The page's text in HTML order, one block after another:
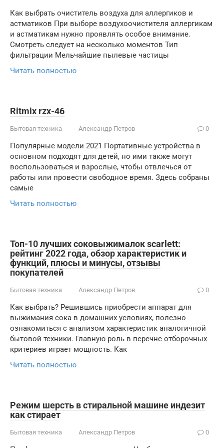
Как выбрать очиститель воздуха для аллергиков и
астматиков При выборе воздухоочистителя аллергикам
и астматикам нужно проявлять особое внимание.
Смотреть следует на несколько моментов Тип
фильтрации Мельчайшие пылевые частицы
Читать полностью
Ritmix rzx-46
Бытовая техника Александр Петров 0
Популярные модели 2021 Портативные устройства в
основном подходят для детей, но ими также могут
воспользоваться и взрослые, чтобы отвлечься от
работы или провести свободное время. Здесь собраны
самые
Читать полностью
Топ-10 лучших соковыжималок scarlett:
рейтинг 2022 года, обзор характеристик и
функций, плюсы и минусы, отзывы
покупателей
Бытовая техника Александр Петров 0
Как выбрать? Решившись приобрести аппарат для
выжимания сока в домашних условиях, полезно
ознакомиться с анализом характеристик аналогичной
бытовой техники. Главную роль в перечне отборочных
критериев играет мощность. Как
Читать полностью
Режим шерсть в стиральной машине индезит
как стирает
Бытовая техника Александр Петров 0